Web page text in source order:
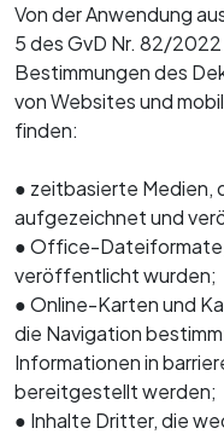
Von der Anwendung
5 des GvD Nr. 82/
Bestimmungen des
von Websites und
finden:
● zeitbasierte Medien,
aufgezeichnet und
● Office-Dateiformate,
veröffentlicht wurden;
● Online-Karten und
die Navigation
Informationen in
bereitgestellt werden;
● Inhalte Dritter, die